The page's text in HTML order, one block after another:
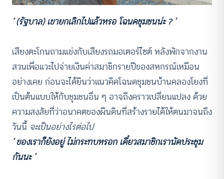
‘ (รัฐบาล) เขายกเลิกไปแล้วหรอ โฉนดชุมชนน่ะ ? ‘
เสียงตะโกนถามแข่งกับเสียงรถมอเตอร์ไซต์ หลังพักจากงาน
สวนเพื่อแวะไปจ่ายเงินค่าสมาชิกรายปีของสหกรณ์เหมือน
อย่างเคย ก่อนจะได้ยินว่าแนวคิดโฉนดชุมชนบ้านคลองโยงที่
เป็นต้นแบบให้กับชุมชนอื่น ๆ อาจถึงคราวเปลี่ยนแปลง ด้วย
ความสงสัยที่ว่าอนาคตของผืนดินที่สร้างรายได้ให้ตนมาจนถึง
วันนี้ จะเป็นอย่างไรต่อไป
‘ ของเราก็ยังอยู่ ไม่กระทบหรอก เดี๋ยวสมาชิกเรานัดประชุม
กันนะ ’